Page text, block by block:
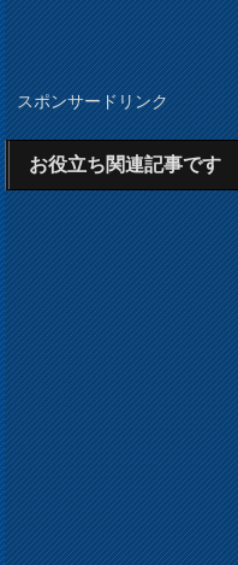
スポンサードリンク
お役立ち関連記事です